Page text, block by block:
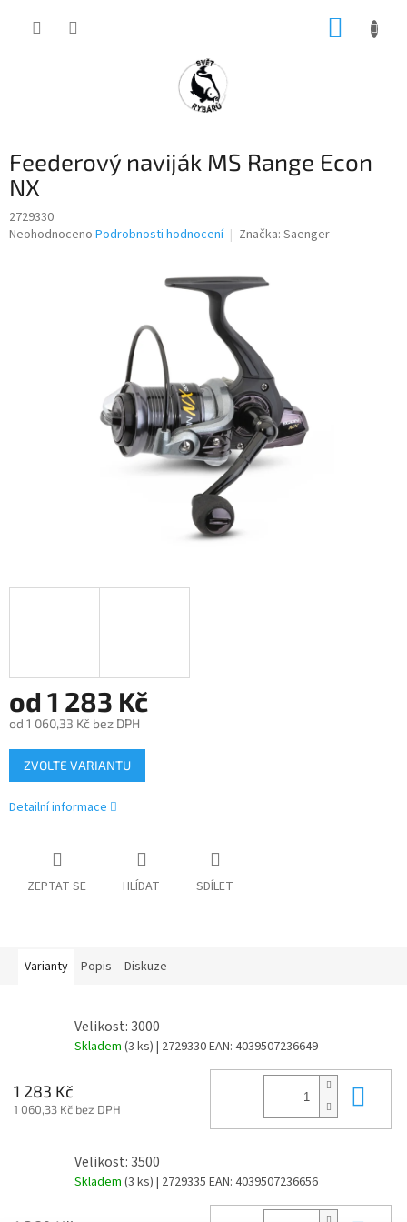
Feederový naviják MS Range Econ
NX
2729330
Průměrné
Neohodnoceno Podrobnosti hodnocení Značka: Saenger
od 1 283 Kč
od 1 060,33 Kč bez DPH
Měrná
cena:
ZVOLTE VARIANTU
Detailní informace
ZEPTAT SE HLÍDAT SDÍLET
Varianty Popis Diskuze
Velikost: 3000
Skladem (3 ks) | 2729330EAN: 4039507236649
1 283 Kč
1 060,33 Kč bez DPH
Velikost: 3500
Skladem (3 ks) | 2729335 EAN: 4039507236656